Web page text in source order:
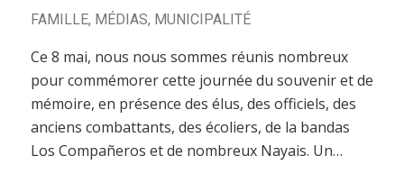
FAMILLE, MÉDIAS, MUNICIPALITÉ
Ce 8 mai, nous nous sommes réunis nombreux
pour commémorer cette journée du souvenir et de
mémoire, en présence des élus, des officiels, des
anciens combattants, des écoliers, de la bandas
Los Compañeros et de nombreux Nayais. Un…